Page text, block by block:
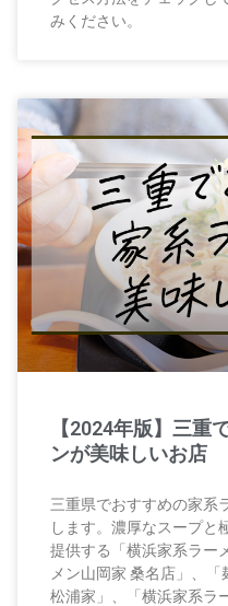
みください。
【2024年版】三重
ンが美味しいお店
三重県でおすすめの家系
します。濃厚なスープと
提供する「横浜家系ラー
メン山岡家 桑名店」、
松浦家」、「横浜家系ラ